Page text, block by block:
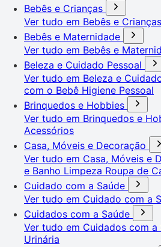
Bebês e Crianças
Ver tudo em Bebês e Crianças
Bebês e Maternidade
Ver tudo em Bebês e
Beleza e Cuidado Pessoal
Ver tudo em Beleza e
com o Bebê Higiene Pessoal
Brinquedos e Hobbies
Ver tudo em Brinquedos e
Acessórios
Casa, Móveis e Decoração
Ver tudo em Casa, Móveis e
e Banho Limpeza Roupa de
Cuidado com a Saúde
Ver tudo em Cuidado com a
Cuidados com a Saúde
Ver tudo em Cuidados com a
Urinária